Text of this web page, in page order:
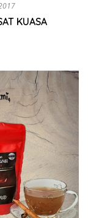
KUASA